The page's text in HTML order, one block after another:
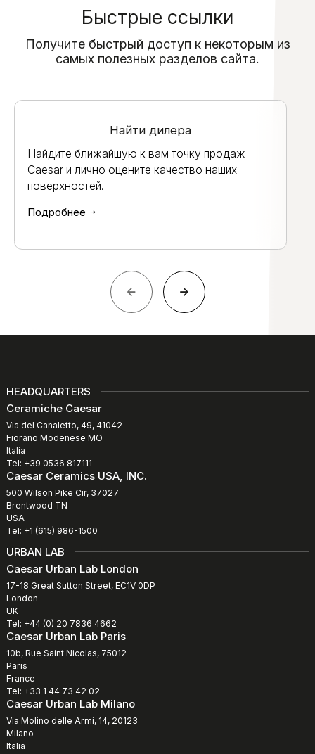
Быстрые ссылки
Получите быстрый доступ к некоторым из
самых полезных разделов сайта.
Найти дилера
Найдите ближайшую к вам точку продаж
Caesar и лично оцените качество наших
поверхностей.
Подробнее
HEADQUARTERS
Ceramiche Caesar
Via del Canaletto, 49, 41042
Fiorano Modenese MO
Italia
Tel: +39 0536 817111
Caesar Ceramics USA, INC.
500 Wilson Pike Cir, 37027
Brentwood TN
USA
Tel: +1 (615) 986-1500
URBAN LAB
Caesar Urban Lab London
17-18 Great Sutton Street, EC1V 0DP
London
UK
Tel: +44 (0) 20 7836 4662
Caesar Urban Lab Paris
10b, Rue Saint Nicolas, 75012
Paris
France
Tel: +33 1 44 73 42 02
Caesar Urban Lab Milano
Via Molino delle Armi, 14, 20123
Milano
Italia